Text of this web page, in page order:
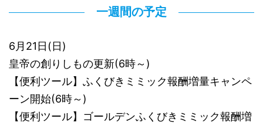
一週間の予定
6月21日(日)
皇帝の創りしもの更新(6時～)
【便利ツール】ふくびきミミック報酬増量キャンペ
ーン開始(6時～)
【便利ツール】ゴールデンふくびきミミック報酬増